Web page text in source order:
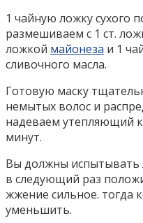
1 чайную ложку сухого
размешиваем с 1 ст.
ложкой майонеза и 1
сливочного масла.
Готовую маску
немытых волос и
надеваем утепляющий
минут.
Вы должны испытывать
в следующий раз
жжение сильное. тогда
уменьшить.